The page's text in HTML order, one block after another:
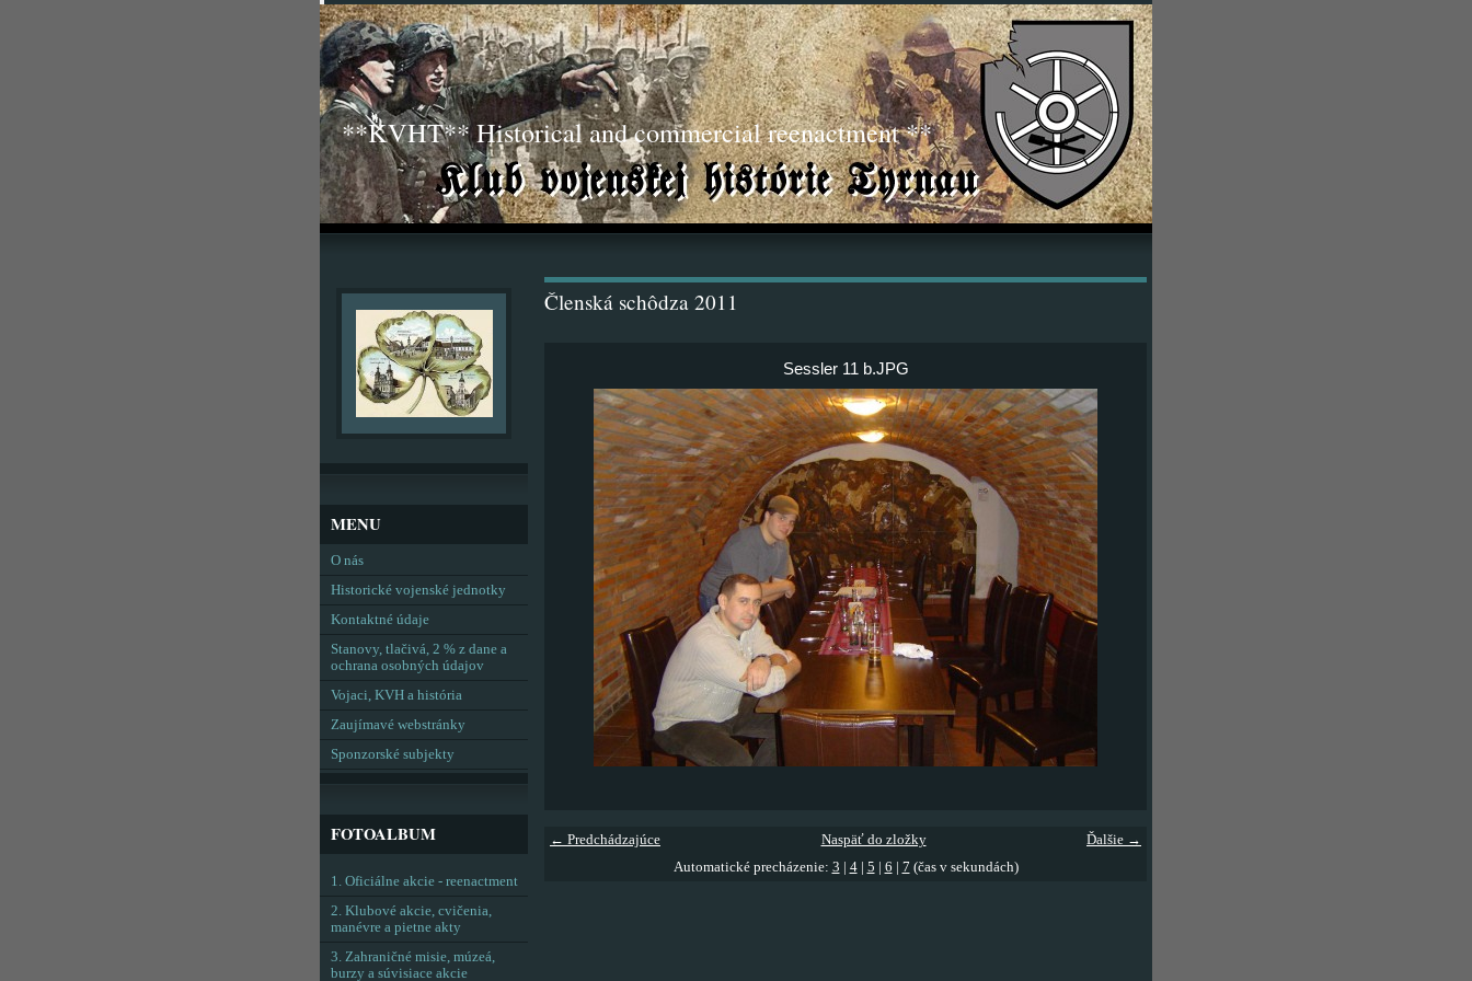
**KVHT** Historical and commercial reenactment **
Členská schôdza 2011
Sessler 11 b.JPG
← Predchádzajúce Ďalšie →
Naspäť do zložky
Automatické precházenie: 3 4| 5 6 7 (čas v sekundách)
MENU
O nás
Historické vojenské jednotky
Kontaktné údaje
Stanovy, tlačivá, 2 % z dane a
ochrana osobných údajov
Vojaci, KVH a história
Zaujímavé webstránky
Sponzorské subjekty
FOTOALBUM
1. Oficiálne akcie - reenactment
2. Klubové akcie, cvičenia,
manévre a pietne akty
3. Zahraničné misie, múzeá,
burzy a súvisiace akcie